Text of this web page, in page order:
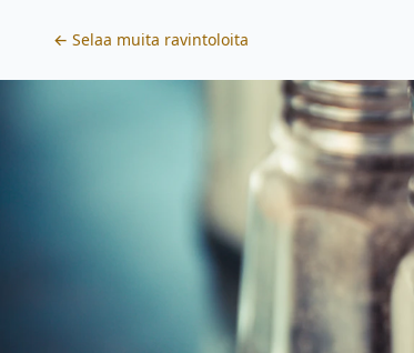
← Selaa muita ravintoloita